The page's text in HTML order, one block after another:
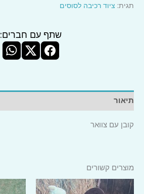
תגית: ציוד רכיבה לסוסים
שתף עם חברים:
תיאור
קובן עם צוואר
מוצרים קשורים